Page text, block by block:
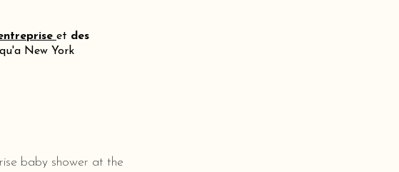
et des
New York
baby shower at the